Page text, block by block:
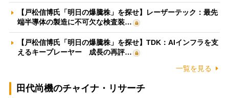
【戸松信博氏「明日の爆騰株」を探せ】レーザーテック：最先
端半導体の製造に不可欠な検査装…
【戸松信博氏「明日の爆騰株」を探せ】TDK：AIインフラを支
えるキープレーヤー 成長の再評…
一覧を見る
田代尚機のチャイナ・リサーチ